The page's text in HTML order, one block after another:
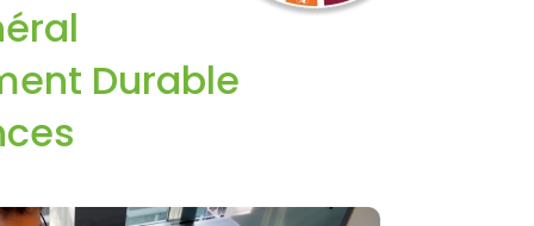
Durable